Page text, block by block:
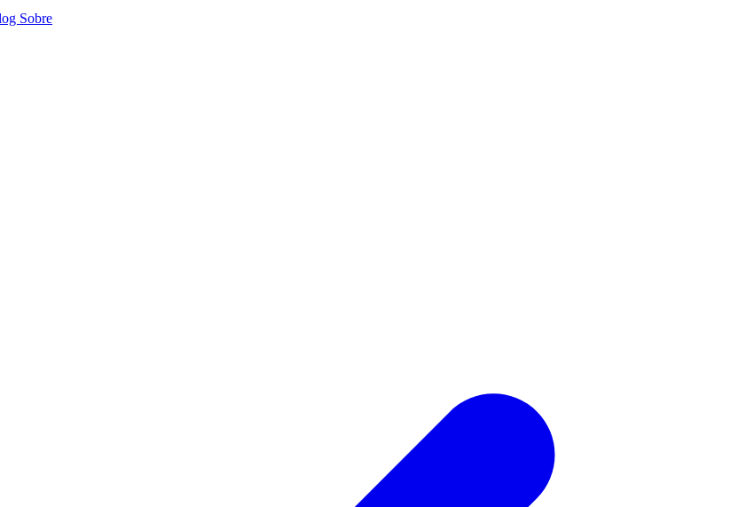
Sobre